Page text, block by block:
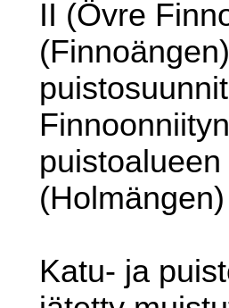
II (Övre
Katu- ja